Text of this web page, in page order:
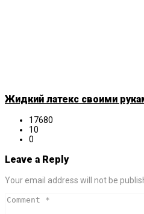
Жидкий латекс своими
17680
10
0
Leave a Reply
Your email address will not be